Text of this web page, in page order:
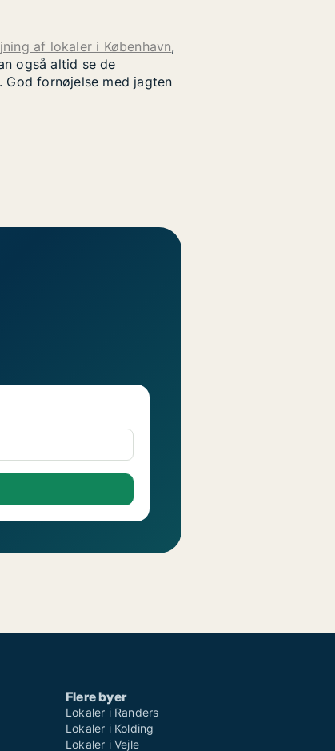
af lokaler i København,
også altid se de
fornøjelse med jagten
Flere byer
Lokaler i Randers
Lokaler i Kolding
Lokaler i Vejle